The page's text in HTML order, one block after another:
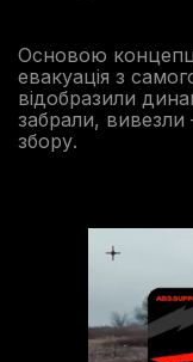
Основою
евакуація з
відобразили
забрали,
збору.